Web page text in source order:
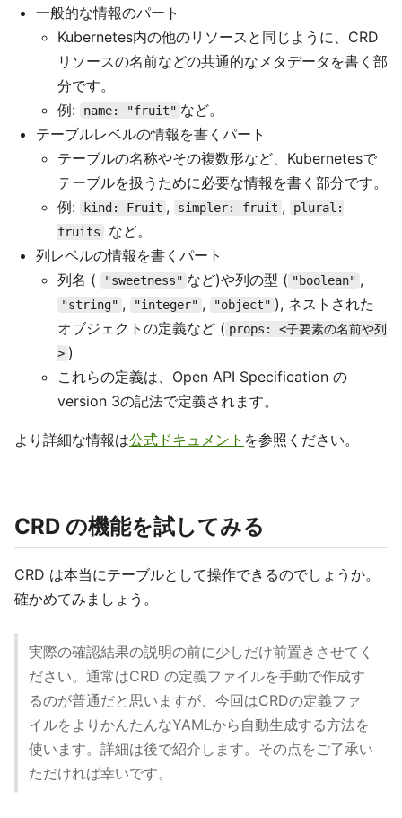
一般的な情報のパート
Kubernetes内の他のリソースと同じように、CRD
リソースの名前などの共通的なメタデータを書く部
分です。
例:
name: "fruit" など。
テーブルレベルの情報を書くパート
テーブルの名称やその複数形など、Kubernetesで
テーブルを扱うために必要な情報を書く部分です。
例:
kind: Fruit , simpler: fruit ,
plural:
fruits
など。
列レベルの情報を書くパート
列名 (
"sweetness" など)や列の型 ( "boolean" ,
"string" , "integer" , "object" ), ネストされた
オブジェクトの定義など ( props: <子要素の名前や列
> )
これらの定義は、Open API Specification の
version 3の記法で定義されます。
より詳細な情報は公式ドキュメント を参照ください。
CRD の機能を試してみる
CRD は本当にテーブルとして操作できるのでしょうか。
確かめてみましょう。
実際の確認結果の説明の前に少しだけ前置きさせてく
ださい。通常はCRD の定義ファイルを手動で作成す
るのが普通だと思いますが、今回はCRDの定義ファ
イルをよりかんたんなYAMLから自動生成する方法を
使います。詳細は後で紹介します。その点をご了承い
ただければ幸いです。